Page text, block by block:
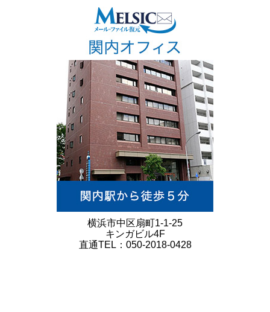
横浜市中区扇町1-1-25
キンガビル4F
直通TEL：050-2018-0428